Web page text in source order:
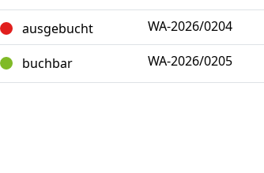
ausgebucht
WA-2026/0204
buchbar WA-2026/0205